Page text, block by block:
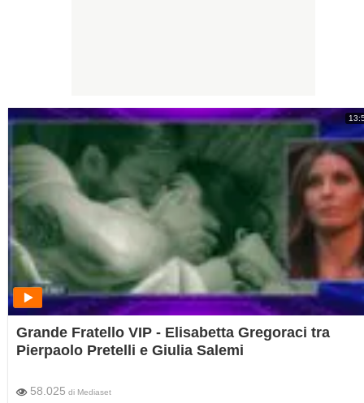
Grande Fratello VIP - Elisabetta Gregoraci tra
Pierpaolo Pretelli e Giulia Salemi
58.025 di Mediaset